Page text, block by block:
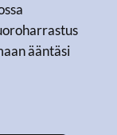
ääntäsi